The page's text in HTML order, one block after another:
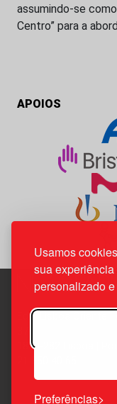
Usamos
sua
personalizado
Preferências
assumindo-se
Centro” para a
APOIOS
Edif. Lisboa Oriente
1800-282 Lisboa |